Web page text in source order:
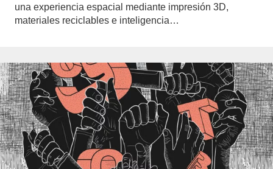
una experiencia espacial mediante impresión 3D,
materiales reciclables e inteligencia…